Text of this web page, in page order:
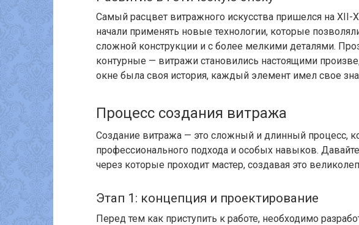
Самый расцвет витражного искусства пришелся на XII-
начали применять новые технологии, которые
сложной конструкции и с более мелкими деталями.
контурные — витражи становились настоящими
окне была своя история, каждый элемент имел свое
Процесс создания витража
Создание витража — это сложный и длинный процесс,
профессионального подхода и особых навыков.
через которые проходит мастер, создавая это
Этап 1: концепция и проектирование
Перед тем как приступить к работе, необходимо